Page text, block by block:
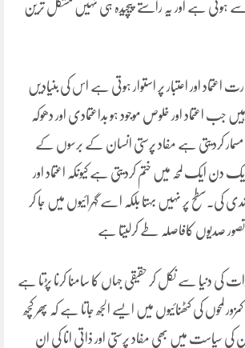
ہوتی ہے اور یہ راستے پیچیدہ ہی نہیں مشکل ترین
اعتماد اور اعتبار پر استوار ہوتی ہے اس کی بنیادیں
جب اعتماد اور خلوص موجود ہو بداعتمادی اور دھوکہ
کردیتی ہے مفاد پرستی انسان کے برسوں کے
دن ایک لمحہ میں ختم کردیتی ہے کیونکہ اعتماد اور
کی۔سطح پر نہیں بہتا بلکہ اسے گہرائیوں میں جا کر
تصور صدیوں کافاصلہ طے کرلیتا ہے
کی دنیا سے نکل کر حقیقی جہاں کا سامنا کرنا پڑتا ہے
لمحوں کی کٹھنائیوں میں ایسے الجھ جاتا ہے کہ پھر کچھ
کی سیاست میں بھی مفاد پرستی اور ذاتی انا کی ان